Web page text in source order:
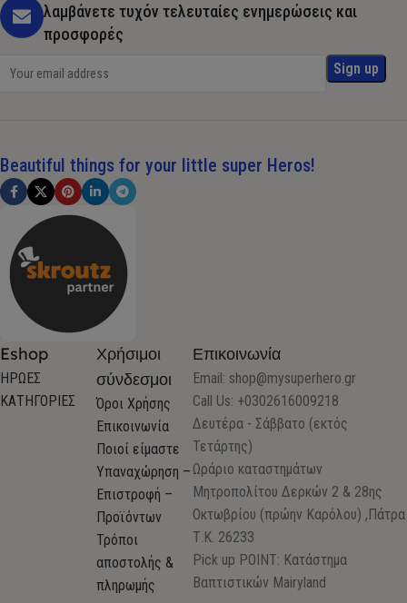
λαμβάνετε τυχόν τελευταίες ενημερώσεις και
προσφορές
Beautiful things for your little super Heros!
Eshop
ΗΡΩΕΣ
ΚΑΤΗΓΟΡΙΕΣ
Χρήσιμοι
σύνδεσμοι
Όροι Χρήσης
Επικοινωνία
Ποιοί είμαστε
Υπαναχώρηση –
Επιστροφή –
Προϊόντων
Τρόποι
αποστολής &
πληρωμής
Επικοινωνία
Email: shop@mysuperhero.gr
Call Us: +0302616009218
Δευτέρα - Σάββατο (εκτός
Τετάρτης)
Ωράριο καταστημάτων
Μητροπολίτου Δερκών 2 & 28ης
Οκτωβρίου (πρώην Καρόλου) ,Πάτρα
Τ.Κ. 26233
Pick up POINT: Κατάστημα
Βαπτιστικών Mairyland